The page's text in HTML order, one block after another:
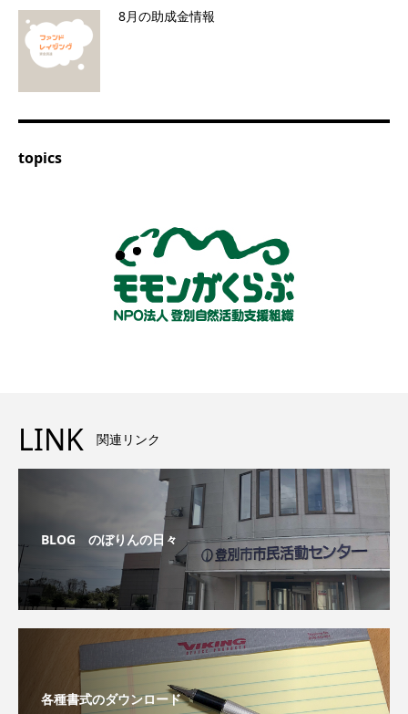
8月の助成金情報
topics
LINK 関連リンク
BLOG のぼりんの日々
各種書式のダウンロード